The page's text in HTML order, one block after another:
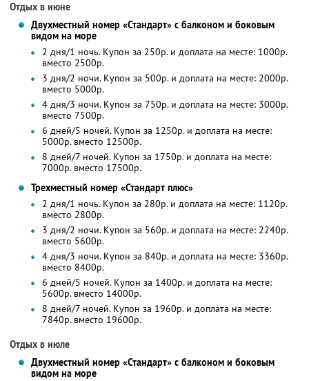
Отдых в июне
Двухместный номер «Стандарт» с балконом и боковым
видом на море
2 дня/1 ночь. Купон за 250р. и доплата на месте: 1000р.
вместо 2500р.
3 дня/2 ночи. Купон за 500р. и доплата на месте: 2000р.
вместо 5000р.
4 дня/3 ночи. Купон за 750р. и доплата на месте: 3000р.
вместо 7500р.
6 дней/5 ночей. Купон за 1250р. и доплата на месте:
5000р. вместо 12500р.
8 дней/7 ночей. Купон за 1750р. и доплата на месте:
7000р. вместо 17500р.
Трехместный номер «Стандарт плюс»
2 дня/1 ночь. Купон за 280р. и доплата на месте: 1120р.
вместо 2800р.
3 дня/2 ночи. Купон за 560р. и доплата на месте: 2240р.
вместо 5600р.
4 дня/3 ночи. Купон за 840р. и доплата на месте: 3360р.
вместо 8400р.
6 дней/5 ночей. Купон за 1400р. и доплата на месте:
5600р. вместо 14000р.
8 дней/7 ночей. Купон за 1960р. и доплата на месте:
7840р. вместо 19600р.
Отдых в июле
Двухместный номер «Стандарт» с балконом и боковым
видом на море